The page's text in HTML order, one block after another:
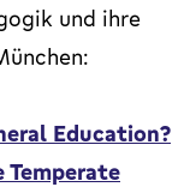
und ihre
Education?